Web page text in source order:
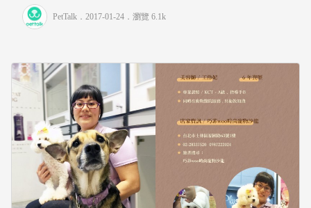
PetTalk ．2017-01-24． 瀏覽 6.1k